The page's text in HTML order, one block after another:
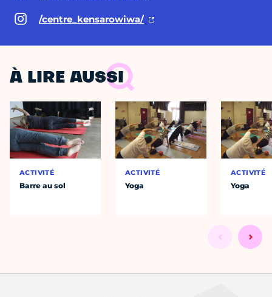
/centre_kensarowiwa/
À LIRE AUSSI
ACTIVITÉ
Barre au sol
ACTIVITÉ
Yoga
ACTIVITÉ
Yoga